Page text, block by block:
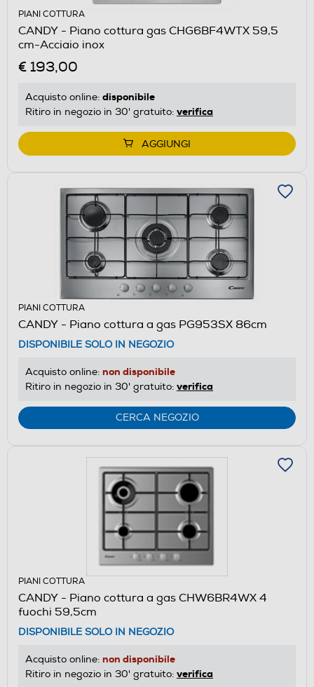
PIANI COTTURA
CANDY - Piano cottura gas CHG6BF4WTX 59,5
cm-Acciaio inox
€ 193,00
Acquisto online: disponibile
Ritiro in negozio in 30' gratuito: verifica
AGGIUNGI
PIANI COTTURA
CANDY - Piano cottura a gas PG953SX 86cm
DISPONIBILE SOLO IN NEGOZIO
Acquisto online: non disponibile
Ritiro in negozio in 30' gratuito: verifica
CERCA NEGOZIO
PIANI COTTURA
CANDY - Piano cottura a gas CHW6BR4WX 4
fuochi 59,5cm
DISPONIBILE SOLO IN NEGOZIO
Acquisto online: non disponibile
Ritiro in negozio in 30' gratuito: verifica